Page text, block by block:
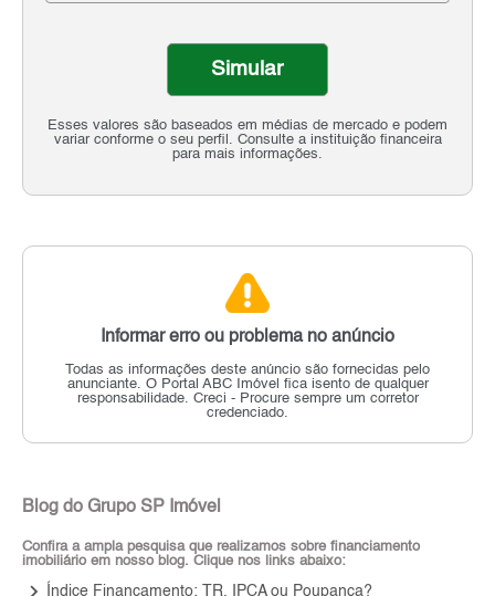
Esses valores são baseados em médias de mercado e podem
variar conforme o seu perfil. Consulte a instituição financeira
para mais informações.
Simular
Informar erro ou problema no anúncio
Todas as informações deste anúncio são fornecidas pelo
anunciante. O Portal ABC Imóvel fica isento de qualquer
responsabilidade. Creci - Procure sempre um corretor
credenciado.
Blog do Grupo SP Imóvel
Confira a ampla pesquisa que realizamos sobre financiamento
imobiliário em nosso blog. Clique nos links abaixo:
Índice Financamento: TR, IPCA ou Poupança?